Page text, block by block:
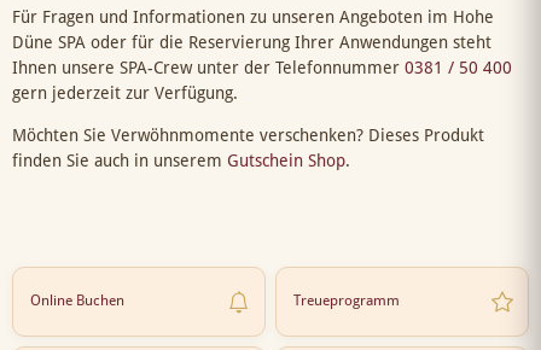
Für Fragen und Informationen zu unseren Angeboten im Hohe
Düne SPA oder für die Reservierung Ihrer Anwendungen steht
Ihnen unsere SPA-Crew unter der Telefonnummer 0381 / 50 400
gern jederzeit zur Verfügung.
Möchten Sie Verwöhnmomente verschenken? Dieses Produkt
finden Sie auch in unserem Gutschein Shop.
Online Buchen Treueprogramm